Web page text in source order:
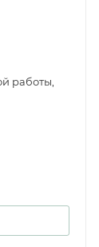
работы,